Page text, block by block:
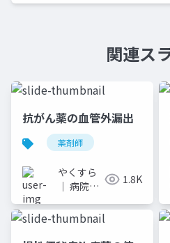
関連ス
抗がん薬の血管外漏出
薬剤師
やくすら
｜ 病院薬
ライドメ
1.8K